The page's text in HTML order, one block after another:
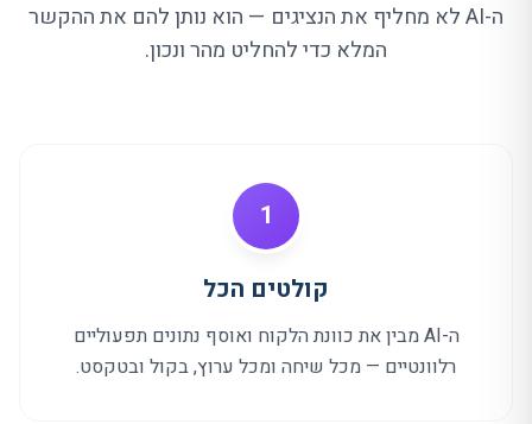
ה-AI לא מחליף את הנציגים — הוא נותן להם את ההקשר
המלא כדי להחליט מהר ונכון.
1
קולטים הכל
ה-AI מבין את כוונת הלקוח ואוסף נתונים תפעוליים
רלוונטיים — מכל שיחה ומכל ערוץ, בקול ובטקסט.